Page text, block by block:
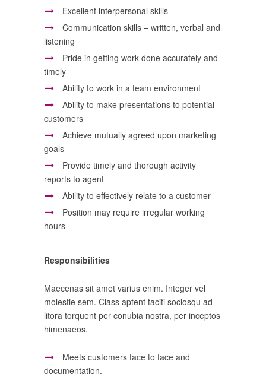
Excellent interpersonal skills
Communication skills – written, verbal and
listening
Pride in getting work done accurately and
timely
Ability to work in a team environment
Ability to make presentations to potential
customers
Achieve mutually agreed upon marketing
goals
Provide timely and thorough activity
reports to agent
Ability to effectively relate to a customer
Position may require irregular working
hours
Responsibilities
Maecenas sit amet varius enim. Integer vel
molestie sem. Class aptent taciti sociosqu ad
litora torquent per conubia nostra, per inceptos
himenaeos.
Meets customers face to face and
documentation.